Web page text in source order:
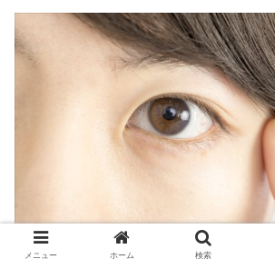
メニュー ホーム 検索